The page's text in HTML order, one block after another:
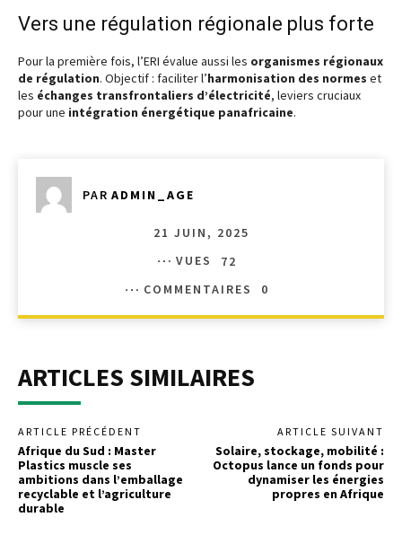
Vers une régulation régionale plus forte
Pour la première fois, l’ERI évalue aussi les organismes régionaux
de régulation. Objectif : faciliter l’harmonisation des normes et
les échanges transfrontaliers d’électricité, leviers cruciaux
pour une intégration énergétique panafricaine.
PAR ADMIN_AGE
21 JUIN, 2025
VUES
72
COMMENTAIRES
0
ARTICLES SIMILAIRES
ARTICLE PRÉCÉDENT
Afrique du Sud : Master
Plastics muscle ses
ambitions dans l’emballage
recyclable et l’agriculture
durable
ARTICLE SUIVANT
Solaire, stockage, mobilité :
Octopus lance un fonds pour
dynamiser les énergies
propres en Afrique